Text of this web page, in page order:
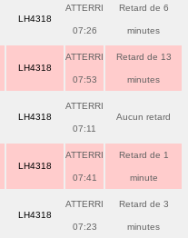
LH4318
ATTERRI
07:26
Retard de 6
minutes
LH4318
ATTERRI
07:53
Retard de 13
minutes
LH4318
ATTERRI
07:11
Aucun retard
LH4318
ATTERRI
07:41
Retard de 1
minute
LH4318
ATTERRI
07:23
Retard de 3
minutes